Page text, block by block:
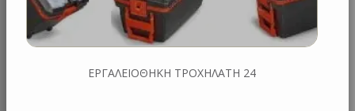
ΕΡΓΑΛΕΙΟΘΗΚΗ ΤΡΟΧΗΛΑΤΗ 24